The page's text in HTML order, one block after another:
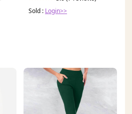
Sold : Login>>